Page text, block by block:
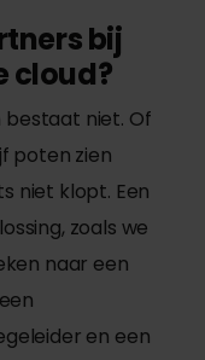
bij
cloud?
niet. Of
poten zien
niet klopt. Een
zoals we
naar een
en een